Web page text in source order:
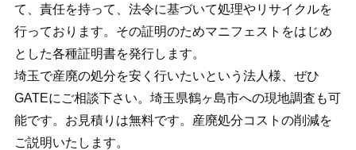
て、責任を持って、法令に基づいて処理やリサイクルを
行っております。その証明のためマニフェストをはじめ
とした各種証明書を発行します。
埼玉で産廃の処分を安く行いたいという法人様、ぜひ
GATEにご相談下さい。埼玉県鶴ヶ島市への現地調査も可
能です。お見積りは無料です。産廃処分コストの削減を
ご説明いたします。